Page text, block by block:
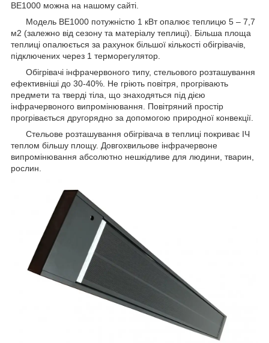
ВЕ1000 можна на нашому сайті.
Модель ВЕ1000 потужністю 1 кВт опалює теплицю 5 – 7,7
м2 (залежно від сезону та матеріалу теплиці). Більша площа
теплиці опалюється за рахунок більшої кількості обігрівачів,
підключених через 1 терморегулятор.
Обігрівачі інфрачервоного типу, стельового розташування
ефективніші до 30-40%. Не гріють повітря, прогрівають
предмети та тверді тіла, що знаходяться під дією
інфрачервоного випромінювання. Повітряний простір
прогрівається другорядно за допомогою природної конвекції.
Стельове розташування обігрівача в теплиці покриває ІЧ
теплом більшу площу. Довгохвильове інфрачервоне
випромінювання абсолютно нешкідливе для людини, тварин,
рослин.